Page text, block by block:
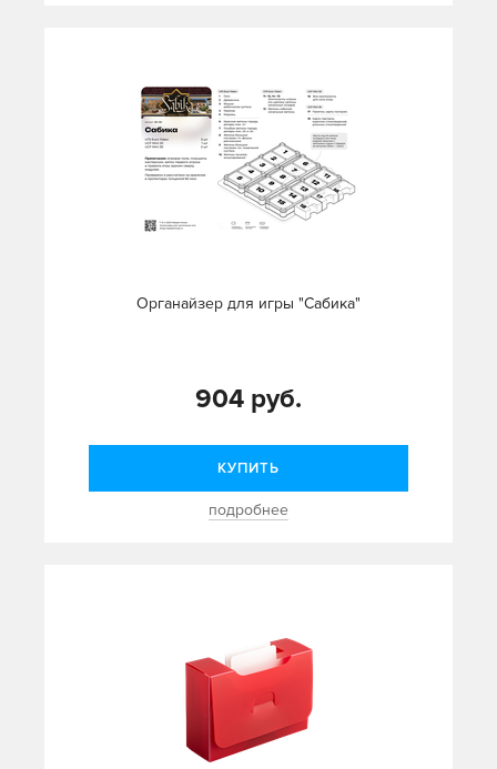
Органайзер для игры "Сабика"
904 руб.
КУПИТЬ
подробнее